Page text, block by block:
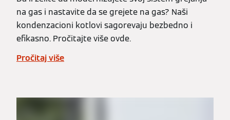
na gas i nastavite da se grejete na gas? Naši
kondenzacioni kotlovi sagorevaju bezbedno i
efikasno. Pročitajte više ovde.
Pročitaj više